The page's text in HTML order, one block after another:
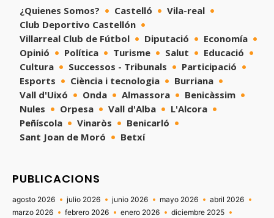
¿Quienes Somos? Castelló
Vila-real
Club Deportivo Castellón
Villarreal Club de Fútbol
Diputació
Economía
Opinió
Política Turisme Salut
Educació
Cultura
Successos - Tribunals
Participació
Esports
Ciència i tecnologia
Burriana
Vall d'Uixó
Onda Almassora
Benicàssim
Nules
Orpesa Vall d'Alba
L'Alcora
Peñíscola
Vinaròs
Benicarló
Sant Joan de Moró
Betxí
PUBLICACIONS
agosto 2026 julio 2026 junio 2026 mayo 2026
abril 2026
marzo 2026
febrero 2026 enero 2026
diciembre 2025